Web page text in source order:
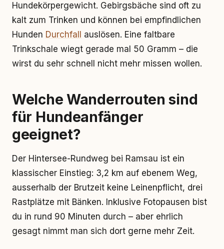
Hundekörpergewicht. Gebirgsbäche sind oft zu
kalt zum Trinken und können bei empfindlichen
Hunden Durchfall
auslösen. Eine faltbare
Trinkschale wiegt gerade mal 50 Gramm – die
wirst du sehr schnell nicht mehr missen wollen.
Welche Wanderrouten sind
für Hundeanfänger
geeignet?
Der Hintersee-Rundweg bei Ramsau ist ein
klassischer Einstieg: 3,2 km auf ebenem Weg,
ausserhalb der Brutzeit keine Leinenpflicht, drei
Rastplätze mit Bänken. Inklusive Fotopausen bist
du in rund 90 Minuten durch – aber ehrlich
gesagt nimmt man sich dort gerne mehr Zeit.